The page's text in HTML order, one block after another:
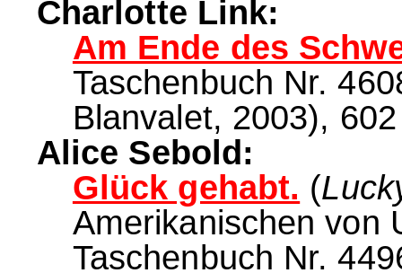
Charlotte Link:
Am Ende des
Taschenbuch Nr.
Blanvalet, 2003),
Alice Sebold:
Glück gehabt. (
Amerikanischen von
Taschenbuch Nr.